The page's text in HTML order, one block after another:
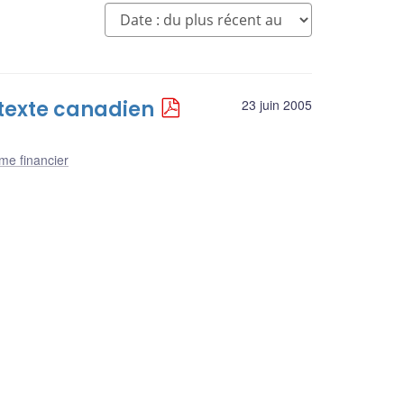
23 juin 2005
canadien
financier